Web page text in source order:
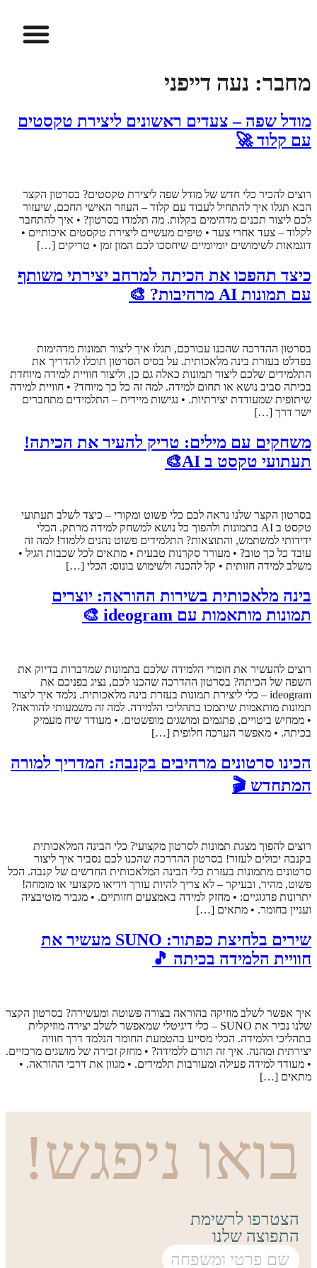
מחבר: נעה דייפני
מודל שפה – צעדים ראשונים ליצירת טקסטים
עם קלוד 🚀
רוצים להכיר כלי חדש של מודל שפה ליצירת טקסטים? בסרטון הקצר
הבא תגלו איך להתחיל לעבוד עם קלוד – העוזר האישי החכם, שיעזור
לכם ליצור תכנים מדהימים בקלות. מה תלמדו בסרטון? • איך להתחבר
לקלוד – צעד אחרי צעד • טיפים מעשיים ליצירת טקסטים איכותיים •
דוגמאות לשימושים יומיומיים שיחסכו לכם המון זמן • טריקים […]
כיצד תהפכו את הכיתה למרחב יצירתי משותף
עם תמונות AI מרהיבות? 🎨
בסרטון ההדרכה שהכנו עבורכם, תגלו איך ליצור תמונות מדהימות
בפדלט בעזרת בינה מלאכותית. על בסיס הסרטון תוכלו להדריך את
התלמידים שלכם ליצור תמונות כאלה גם כן, וליצור חוויית למידה מיוחדת
בכיתה סביב נושא או תחום למידה. למה זה כל כך מיוחד? • חוויית למידה
שיתופית שמעודדת יצירתיות. • נגישות מיידית – התלמידים מתחברים
ישר דרך […]
משחקים עם מילים: טריק להעיר את הכיתה!
תעתועי טקסט ב AI🎨
בסרטון הקצר שלנו נראה לכם כלי פשוט ומקורי – כיצד לשלב תעתועי
טקסט ב AI בתמונות ולהפוך כל נושא למשחק למידה מרתק. הכלי
ידידותי למשתמש, והתוצאות? התלמידים פשוט נהנים ללמוד! למה זה
עובד כל כך טוב? • מעורר סקרנות טבעית • מתאים לכל שכבות הגיל •
משלב למידה חזותית • קל להכנה ולשימוש בונוס: הכלי […]
בינה מלאכותית בשירות ההוראה: יוצרים
תמונות מותאמות עם ideogram 🎨
רוצים להעשיר את חומרי הלמידה שלכם בתמונות שמדברות בדיוק את
השפה של הכיתה? בסרטון ההדרכה שהכנו לכם, נציג בפניכם את
ideogram – כלי ליצירת תמונות בעזרת בינה מלאכותית. נלמד איך ליצור
תמונות מותאמות שיתמכו בתהליכי הלמידה. למה זה משמעותי להוראה?
• ממחיש ביטויים, פתגמים ומושגים מופשטים. • מעודד שיח מעמיק
בכיתה. • מאפשר הערכה חלופית […]
הכינו סרטונים מרהיבים בקנבה: המדריך למורה
המתחדש 🎬
רוצים להפוך מצגת תמונות לסרטון מקצועי? כלי הבינה המלאכותית
בקנבה יכולים לעזור! בסרטון ההדרכה שהכנו לכם נסביר איך ליצור
סרטונים מתמונות בעזרת כלי הבינה המלאכותית החדשים של קנבה. הכל
פשוט, מהיר, ובעיקר – לא צריך להיות עורך וידיאו מקצועי או מומחה!
יתרונות פדגוגיים: • מחזק למידה באמצעים חזותיים. • מגביר מוטיבציה
ועניין בחומר. • מתאים […]
שירים בלחיצת כפתור: SUNO מעשיר את
חוויית הלמידה בכיתה 🎵
איך אפשר לשלב מוזיקה בהוראה בצורה פשוטה ומעשירה? בסרטון הקצר
שלנו נכיר את SUNO – כלי דיגיטלי שמאפשר לשלב יצירה מוזיקלית
בתהליכי הלמידה. הכלי מסייע בהטמעת החומר הנלמד דרך חוויה
יצירתית ומהנה. איך זה תורם ללמידה? • מחזק זכירה של מושגים מרכזיים.
• מעודד למידה פעילה ומעורבות תלמידים. • מגוון את דרכי ההוראה. •
מתאים […]
בואו ניפגש!
הצטרפו לרשימת
התפוצה שלנו